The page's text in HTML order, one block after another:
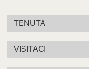
TENUTA
VISITACI